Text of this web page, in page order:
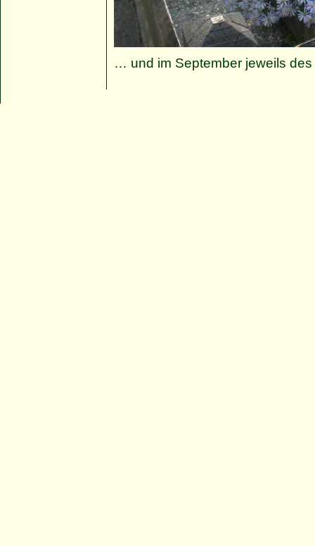
… und im September jeweils